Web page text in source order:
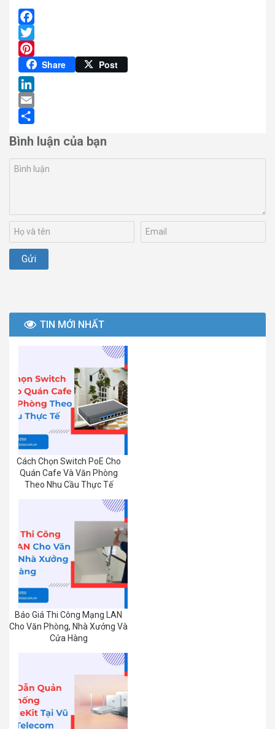
Facebook
Twitter
Pinterest
Share Post
LinkedIn
Email
Bình luận của bạn
TIN MỚI NHẤT
Cách Chọn Switch PoE Cho
Quán Cafe Và Văn Phòng
Theo Nhu Cầu Thực Tế
Báo Giá Thi Công Mạng LAN
Cho Văn Phòng, Nhà Xưởng Và
Cửa Hàng